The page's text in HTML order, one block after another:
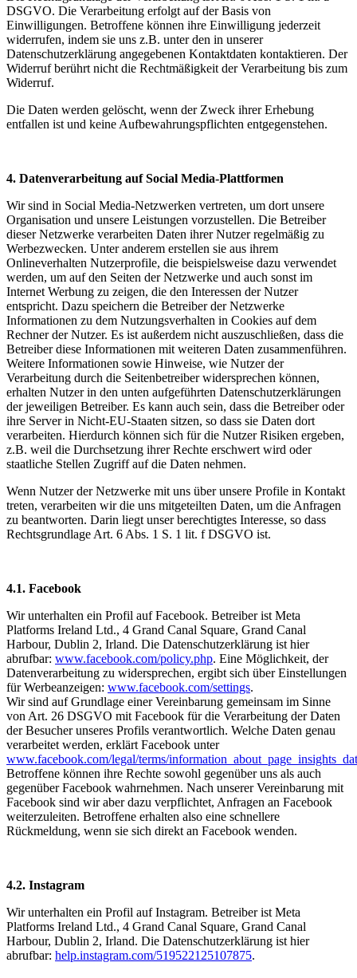
DSGVO. Die Verarbeitung erfolgt auf der Basis von
Einwilligungen. Betroffene können ihre Einwilligung jederzeit
widerrufen, indem sie uns z.B. unter den in unserer
Datenschutzerklärung angegebenen Kontaktdaten kontaktieren. Der
Widerruf berührt nicht die Rechtmäßigkeit der Verarbeitung bis zum
Widerruf.
Die Daten werden gelöscht, wenn der Zweck ihrer Erhebung
entfallen ist und keine Aufbewahrungspflichten entgegenstehen.
4. Datenverarbeitung auf Social Media-Plattformen
Wir sind in Social Media-Netzwerken vertreten, um dort unsere
Organisation und unsere Leistungen vorzustellen. Die Betreiber
dieser Netzwerke verarbeiten Daten ihrer Nutzer regelmäßig zu
Werbezwecken. Unter anderem erstellen sie aus ihrem
Onlineverhalten Nutzerprofile, die beispielsweise dazu verwendet
werden, um auf den Seiten der Netzwerke und auch sonst im
Internet Werbung zu zeigen, die den Interessen der Nutzer
entspricht. Dazu speichern die Betreiber der Netzwerke
Informationen zu dem Nutzungsverhalten in Cookies auf dem
Rechner der Nutzer. Es ist außerdem nicht auszuschließen, dass die
Betreiber diese Informationen mit weiteren Daten zusammenführen.
Weitere Informationen sowie Hinweise, wie Nutzer der
Verarbeitung durch die Seitenbetreiber widersprechen können,
erhalten Nutzer in den unten aufgeführten Datenschutzerklärungen
der jeweiligen Betreiber. Es kann auch sein, dass die Betreiber oder
ihre Server in Nicht-EU-Staaten sitzen, so dass sie Daten dort
verarbeiten. Hierdurch können sich für die Nutzer Risiken ergeben,
z.B. weil die Durchsetzung ihrer Rechte erschwert wird oder
staatliche Stellen Zugriff auf die Daten nehmen.
Wenn Nutzer der Netzwerke mit uns über unsere Profile in Kontakt
treten, verarbeiten wir die uns mitgeteilten Daten, um die Anfragen
zu beantworten. Darin liegt unser berechtigtes Interesse, so dass
Rechtsgrundlage Art. 6 Abs. 1 S. 1 lit. f DSGVO ist.
4.1. Facebook
Wir unterhalten ein Profil auf Facebook. Betreiber ist Meta
Platforms Ireland Ltd., 4 Grand Canal Square, Grand Canal
Harbour, Dublin 2, Irland. Die Datenschutzerklärung ist hier
abrufbar: www.facebook.com/policy.php. Eine Möglichkeit, der
Datenverarbeitung zu widersprechen, ergibt sich über Einstellungen
für Werbeanzeigen: www.facebook.com/settings.
Wir sind auf Grundlage einer Vereinbarung gemeinsam im Sinne
von Art. 26 DSGVO mit Facebook für die Verarbeitung der Daten
der Besucher unseres Profils verantwortlich. Welche Daten genau
verarbeitet werden, erklärt Facebook unter
www.facebook.com/legal/terms/
Betroffene können ihre Rechte sowohl gegenüber uns als auch
gegenüber Facebook wahrnehmen. Nach unserer Vereinbarung mit
Facebook sind wir aber dazu verpflichtet, Anfragen an Facebook
weiterzuleiten. Betroffene erhalten also eine schnellere
Rückmeldung, wenn sie sich direkt an Facebook wenden.
4.2. Instagram
Wir unterhalten ein Profil auf Instagram. Betreiber ist Meta
Platforms Ireland Ltd., 4 Grand Canal Square, Grand Canal
Harbour, Dublin 2, Irland. Die Datenschutzerklärung ist hier
abrufbar: help.instagram.com/519522125107875.